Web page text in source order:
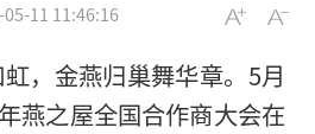
11 11:46:16
，金燕归巢舞华章。5月
燕之屋全国合作商大会在